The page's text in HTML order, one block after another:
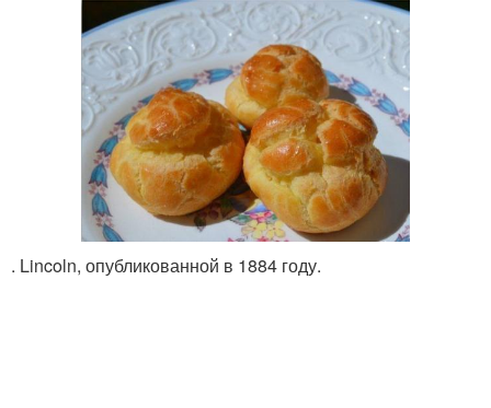
. Lincoln, опубликованной в 1884 году.